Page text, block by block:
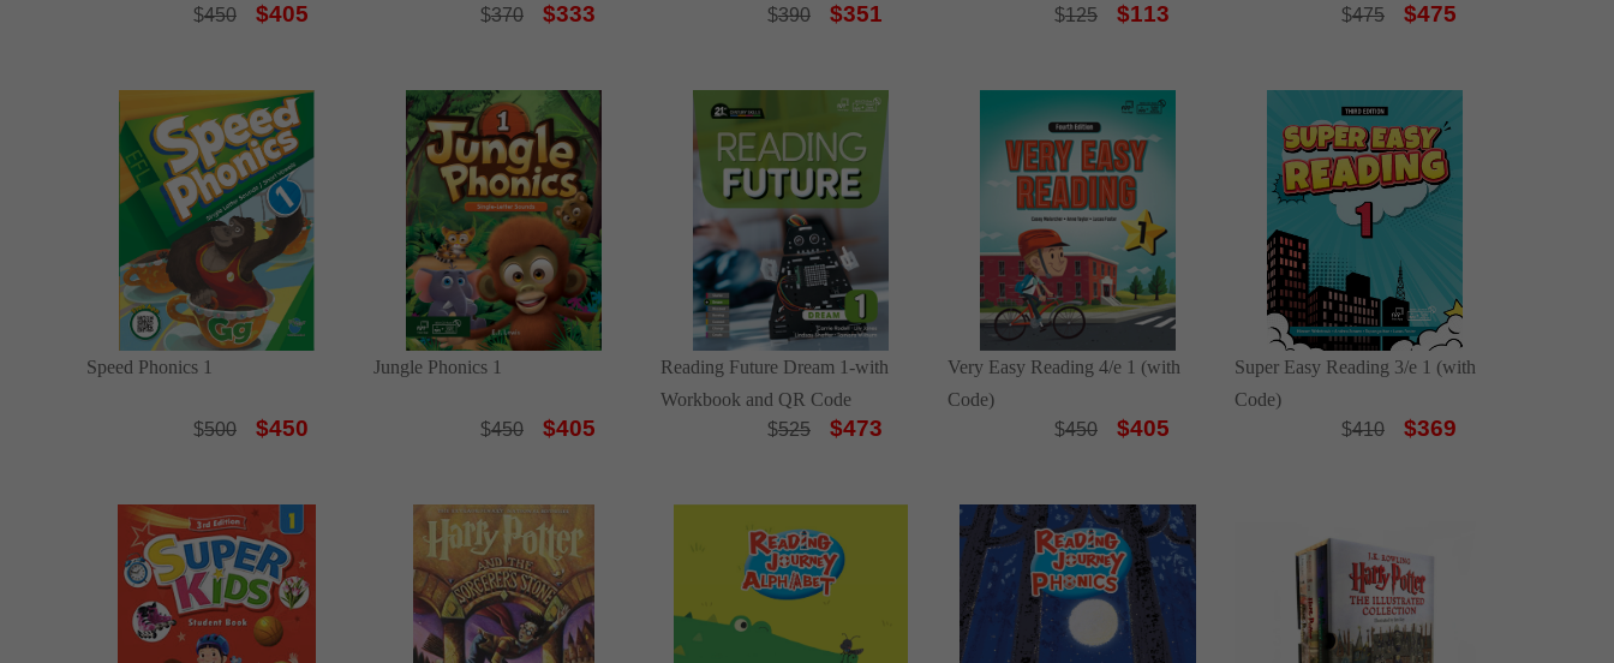
$450 $405
$370 $333 $390 $351 $125 $113 $475 $475
Speed Phonics 1
$500 $450
Jungle Phonics 1
$450 $405
Reading Future Dream 1-with
Workbook and QR Code
$525 $473
Very Easy Reading 4/e 1 (with
Code)
$450 $405
Super Easy Reading 3/e 1 (with
Code)
$410 $369